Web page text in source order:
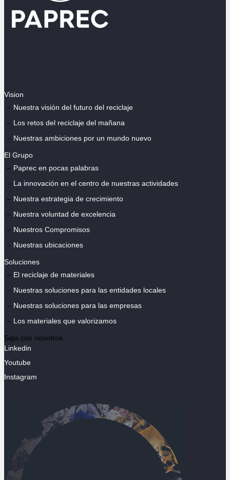
Vision
Nuestra visión del futuro del reciclaje
Los retos del reciclaje del mañana
Nuestras ambiciones por un mundo nuevo
El Grupo
Paprec en pocas palabras
La innovación en el centro de nuestras actividades
Nuestra estrategia de crecimiento
Nuestra voluntad de excelencia
Nuestros Compromisos
Nuestras ubicaciones
Soluciones
El reciclaje de materiales
Nuestras soluciones para las entidades locales
Nuestras soluciones para las empresas
Los materiales que valorizamos
Siga con nosotros
Linkedin
Youtube
Instagram